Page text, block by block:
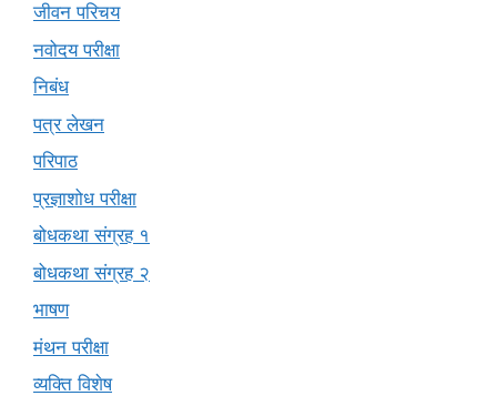
जीवन परिचय
नवोदय परीक्षा
निबंध
पत्र लेखन
परिपाठ
प्रज्ञाशोध परीक्षा
बोधकथा संग्रह १
बोधकथा संग्रह २
भाषण
मंथन परीक्षा
व्यक्ति विशेष